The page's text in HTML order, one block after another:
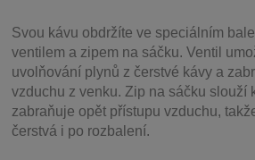
Svou kávu obdržíte ve speciálním
ventilem a zipem na sáčku. Ventil
uvolňování plynů z čerstvé kávy a
vzduchu z venku. Zip na sáčku slouží
zabraňuje opět přístupu vzduchu,
čerstvá i po rozbalení.